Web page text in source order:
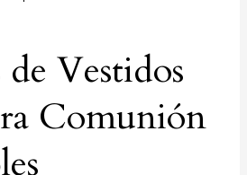
Vestidos
Comunión